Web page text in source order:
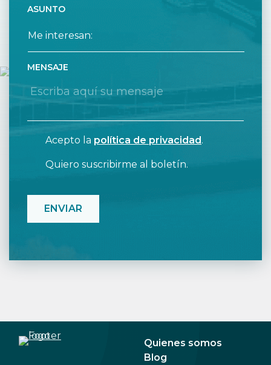
ASUNTO
MENSAJE
Acepto la política de privacidad .
Quiero suscribirme al boletín.
Quienes somos
Blog